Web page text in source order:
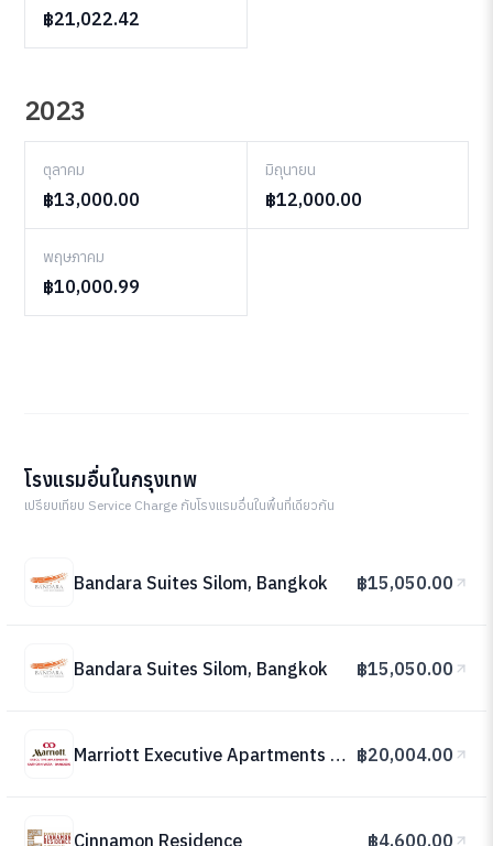
฿21,022.42
2023
ตุลาคม
฿13,000.00
มิถุนายน
฿12,000.00
พฤษภาคม
฿10,000.99
โรงแรมอื่นในกรุงเทพ
เปรียบเทียบ Service Charge กับโรงแรมอื่นในพื้นที่เดียวกัน
Bandara Suites Silom, Bangkok ฿15,050.00
Bandara Suites Silom, Bangkok ฿15,050.00
Marriott Executive Apartments Sathorn Vista - Bangkok ฿20,004.00
Cinnamon Residence ฿4,600.00